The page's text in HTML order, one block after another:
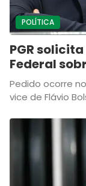
POLÍTICA
PGR
Federal
Pedido ocorre
vice de Flávio